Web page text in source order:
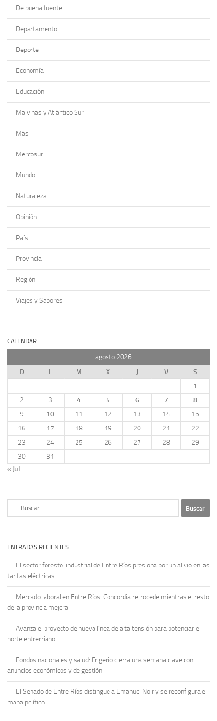
De buena fuente
Departamento
Deporte
Economía
Educación
Malvinas y Atlántico Sur
Más
Mercosur
Mundo
Naturaleza
Opinión
País
Provincia
Región
Viajes y Sabores
CALENDAR
agosto 2026
D
L M X J V
S
1
2
3 4 5 6 7
8
9
10 11 12 13 14
15
16
17 18 19 20 21
22
23
24 25 26 27 28
29
30
31
« Jul
ENTRADAS RECIENTES
El sector foresto-industrial de Entre Ríos presiona por un alivio en las
tarifas eléctricas
Mercado laboral en Entre Ríos: Concordia retrocede mientras el resto
de la provincia mejora
Avanza el proyecto de nueva línea de alta tensión para potenciar el
norte entrerriano
Fondos nacionales y salud: Frigerio cierra una semana clave con
anuncios económicos y de gestión
El Senado de Entre Ríos distingue a Emanuel Noir y se reconfigura el
mapa político